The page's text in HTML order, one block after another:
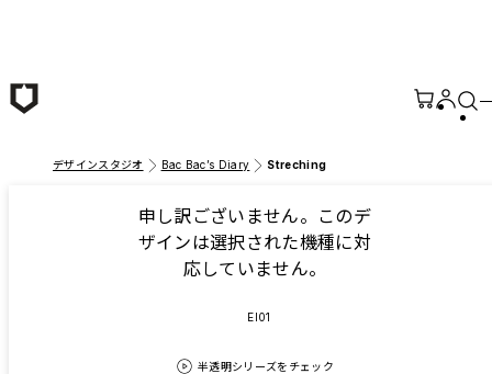
デザインスタジオ Bac Bac’s Diary Streching
申し訳ございません。このデ
ザインは選択された機種に対
応していません。
EI01
半透明シリーズをチェック